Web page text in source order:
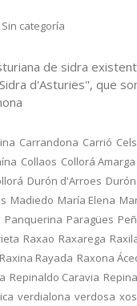
Sin categoría
de sidra
d'Asturies", que
Carrandona Carrió
Collaos Collorá Amarga
Durón d'Arroes
Madiedo María Elena
Panquerina Paragües
Raxao Raxarega
Raxina Rayada Raxona
Repinaldo Caravia
verdialona verdosa